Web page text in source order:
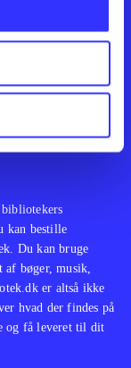
Feedback
kan bestille
Du kan bruge
af bøger, musik,
er altså ikke
hvad der findes på
og få leveret til dit